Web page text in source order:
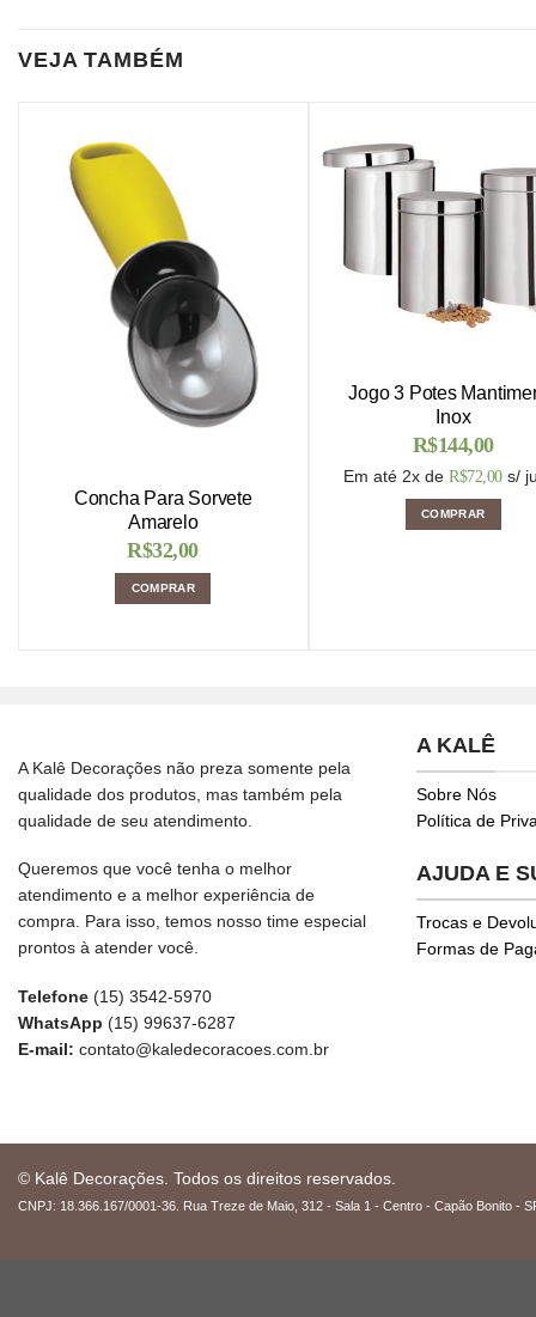
VEJA TAMBÉM
Concha Para Sorvete
Amarelo
R$32,00
COMPRAR
Jogo 3 Potes
Inox
R$144,00
Em até 2x de R$72,00 s/
COMPRAR
A Kalê Decorações não preza somente pela
qualidade dos produtos, mas também pela
qualidade de seu atendimento.
Queremos que você tenha o melhor
atendimento e a melhor experiência de
compra. Para isso, temos nosso time especial
prontos à atender você.
Telefone (15) 3542-5970
WhatsApp (15) 99637-6287
E-mail: contato@kaledecoracoes.com.br
A KALÊ
Sobre Nós
Política de
AJUDA E
Trocas e
Formas de
© Kalê Decorações. Todos os direitos reservados.
CNPJ: 18.366.167/0001-36. Rua Treze de Maio, 312 - Sala 1 - Centro - Capão Bonito -